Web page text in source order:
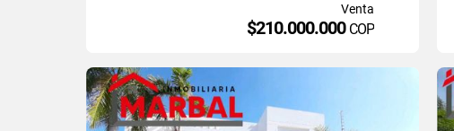
Venta
$210.000.000 COP